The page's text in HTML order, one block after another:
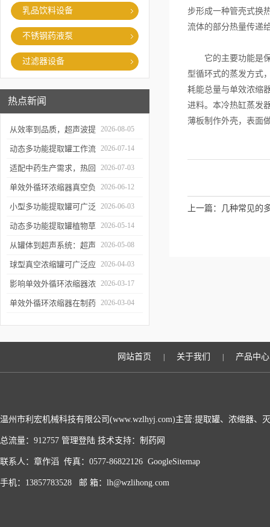
乳品饮料设备
不锈钢药液泵
过滤器设备
热点新闻
从效率到品质，超声波提
取罐的实用价值梳理
2026-08-05
动态多功能提取罐工作流
程与核心优势解析
2026-07-14
适配中药生产需求，热回
流提取浓缩机组的应用优
势解析
2026-07-03
单效外循环浓缩器真空负
压蒸发技术的核心亮点解
析
2026-06-12
小型多功能提取罐可广泛
应用于哪些行业？
2026-06-03
动态多功能提取罐植物草
本精华萃取成套工艺流程
2026-05-14
从罐体到超声系统：超声
波提取罐的结构特点解析
2026-05-08
球型真空浓缩罐可广泛应
用于哪些行业？应用优势
有哪些？
2026-04-03
影响单效外循环浓缩器浓
缩效果、物料纯度的关键
2026-03-17
单效外循环浓缩器在制药 2026-03-04
步形成一种管壳式换
流体的部分热量传递
它的主要功能是保
型循环式的蒸发方式
耗能总量与单效浓缩
进料。本冷热缸蒸发
薄板制作外壳，表面
上一篇： 几种常见的
网站首页 关于我们 产品中心
温州市利宏机械科技有限公司(www.wzlhyj.com)主营:提取罐、浓缩器、
总流量：912757 管理登陆 技术支持： 制药网
联系人：章作滔 传真：0577-86822126 GoogleSitemap
手机：13857783528 邮 箱：lh@wzlihong.com